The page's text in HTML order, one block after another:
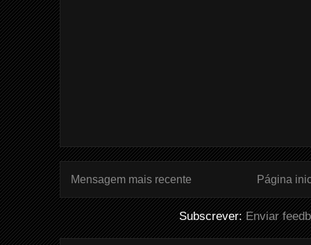
Mensagem mais recente Página
Subscrever:Enviar